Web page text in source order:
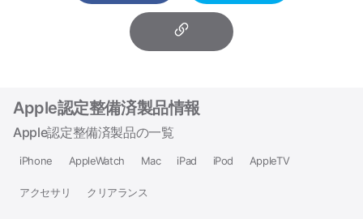
Apple認定整備済製品情報
Apple認定整備済製品の一覧
iPhone AppleWatch Mac iPad iPod AppleTV
アクセサリ クリアランス